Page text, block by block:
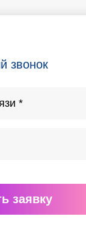
звонок
заявку